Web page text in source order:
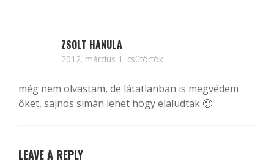
ZSOLT HANULA
2012. március 1. csütörtök
még nem olvastam, de látatlanban is megvédem
őket, sajnos simán lehet hogy elaludtak 🙁
LEAVE A REPLY